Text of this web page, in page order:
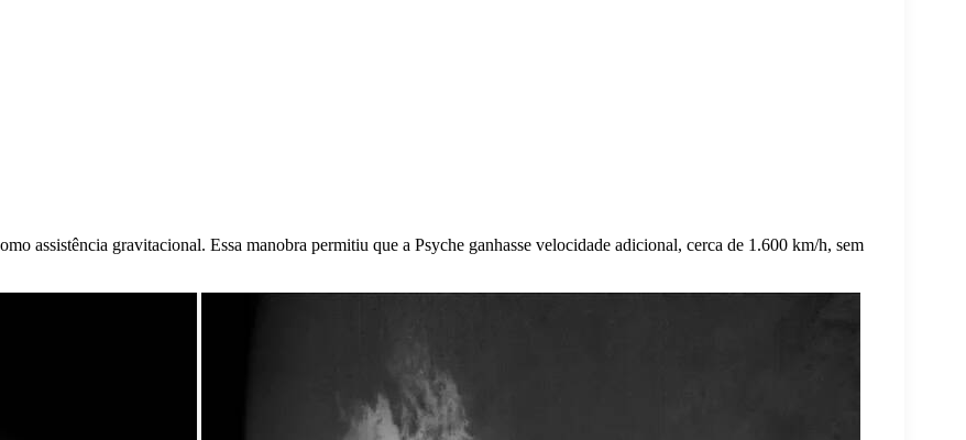
assistência gravitacional. Essa manobra permitiu que a Psyche ganhasse velocidade adicional, cerca de 1.600 km/h, sem